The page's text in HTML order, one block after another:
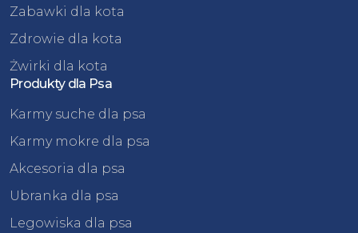
Zabawki dla kota
Zdrowie dla kota
Żwirki dla kota
Produkty dla Psa
Karmy suche dla psa
Karmy mokre dla psa
Akcesoria dla psa
Ubranka dla psa
Legowiska dla psa